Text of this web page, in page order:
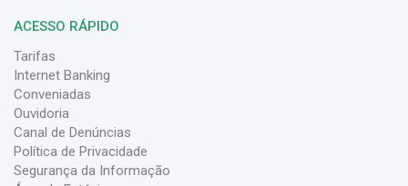
ACESSO RÁPIDO
Tarifas
Internet Banking
Conveniadas
Ouvidoria
Canal de Denúncias
Política de Privacidade
Segurança da Informação